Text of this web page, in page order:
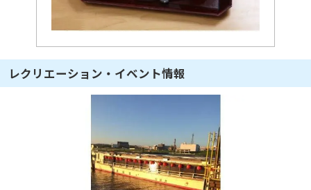
レクリエーション・イベント情報